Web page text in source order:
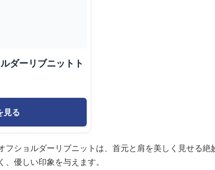
ダーリブニットト
見る
フショルダーリブニットは、首元と肩を美しく見せる絶
優しい印象を与えます。